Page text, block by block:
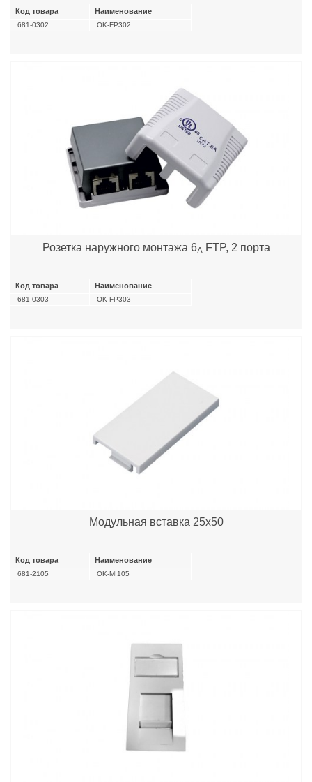
Код товара Наименование
681-0302 OK-FP302
Розетка наружного монтажа 6А FTP, 2 порта
Код товара Наименование
681-0303 OK-FP303
Модульная вставка 25х50
Код товара Наименование
681-2105 OK-MI105